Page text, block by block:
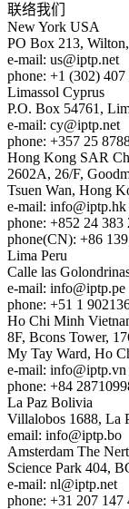
联络我们
New York USA
PO Box 213,
e-mail: us
iptp.net
phone: +1 (302) 407
Limassol Cyprus
P.O. Box 54761,
e-mail: cy
iptp.net
phone: +357 25
Hong Kong SAR
2602A, 26/F,
Tsuen Wan, Hong
e-mail: info
iptp.hk
phone: +852 24 383
phone(CN): +86
Lima Peru
Calle las
e-mail: info
iptp.pe
phone: +51 1
Ho Chi Minh
8F, Bcons Tower,
My Tay Ward, Ho
e-mail: info
iptp.vn
phone: +84
La Paz Bolivia
Villalobos 1688, La
email: info
iptp.bo
Amsterdam The
Science Park 404,
e-mail: nl
iptp.net
phone: +31 207 147